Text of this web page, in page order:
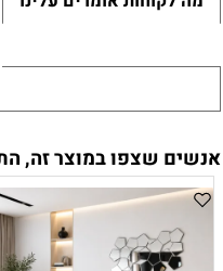
אנשים שצפו במוצר זה,